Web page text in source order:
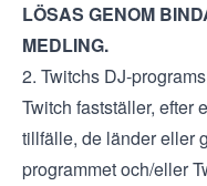
LÖSAS GENOM
MEDLING.
2. Twitchs DJ-
Twitch fastställer, efter
tillfälle, de länder eller
programmet och/eller